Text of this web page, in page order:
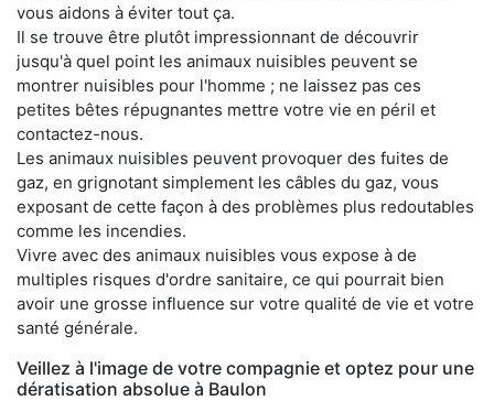
vous aidons à éviter tout ça.
Il se trouve être plutôt impressionnant de découvrir
jusqu'à quel point les animaux nuisibles peuvent se
montrer nuisibles pour l'homme ; ne laissez pas ces
petites bêtes répugnantes mettre votre vie en péril et
contactez-nous.
Les animaux nuisibles peuvent provoquer des fuites de
gaz, en grignotant simplement les câbles du gaz, vous
exposant de cette façon à des problèmes plus redoutables
comme les incendies.
Vivre avec des animaux nuisibles vous expose à de
multiples risques d'ordre sanitaire, ce qui pourrait bien
avoir une grosse influence sur votre qualité de vie et votre
santé générale.
Veillez à l'image de votre compagnie et optez pour une
dératisation absolue à Baulon